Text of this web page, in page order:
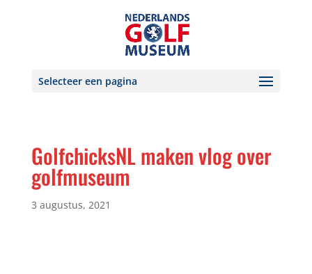
Selecteer een pagina
GolfchicksNL maken vlog over
golfmuseum
3 augustus, 2021